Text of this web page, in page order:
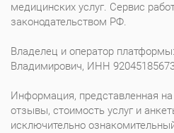
медицинских услуг. Сервис
законодательством РФ.
Владелец и оператор
Владимирович, ИНН
Информация, представленная
отзывы, стоимость услуг и
исключительно